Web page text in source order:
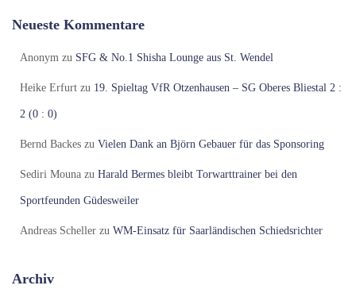
Neueste Kommentare
Anonym zu SFG & No.1 Shisha Lounge aus St. Wendel
Heike Erfurt zu 19. Spieltag VfR Otzenhausen – SG Oberes Bliestal 2 :
2 (0 : 0)
Bernd Backes zu Vielen Dank an Björn Gebauer für das Sponsoring
Sediri Mouna zu Harald Bermes bleibt Torwarttrainer bei den
Sportfeunden Güdesweiler
Andreas Scheller zu WM-Einsatz für Saarländischen Schiedsrichter
Archiv